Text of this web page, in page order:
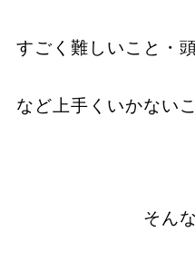
すごく難しいこと・
など上手くいかない
そん